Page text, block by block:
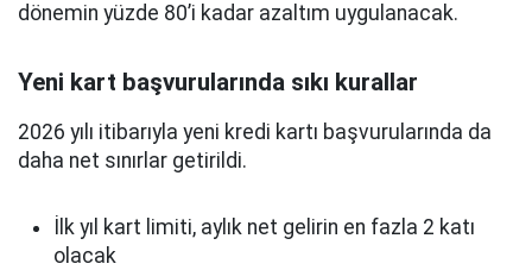
dönemin yüzde 80’i kadar azaltım uygulanacak.
Yeni kart başvurularında sıkı kurallar
2026 yılı itibarıyla yeni kredi kartı başvurularında da
daha net sınırlar getirildi.
İlk yıl kart limiti, aylık net gelirin en fazla 2 katı
olacak